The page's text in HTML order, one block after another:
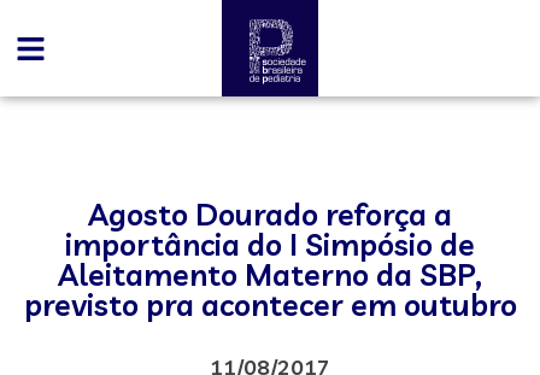
Agosto Dourado reforça a
importância do I Simpósio de
Aleitamento Materno da SBP,
previsto pra acontecer em outubro
11/08/2017